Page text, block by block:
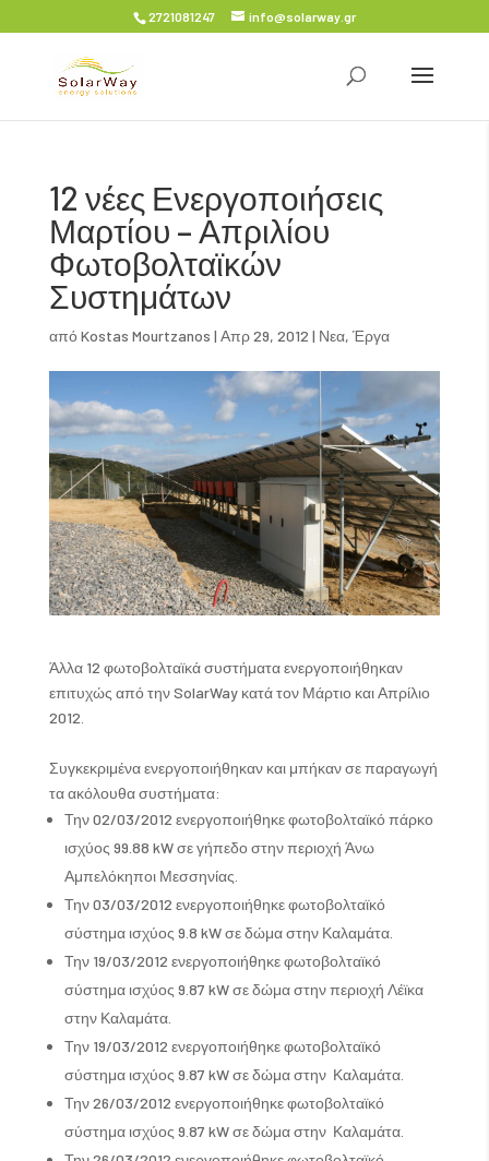
2721081247 info@solarway.gr
12 νέες Ενεργοποιήσεις
Μαρτίου – Απριλίου
Φωτοβολταϊκών
Συστημάτων
απόKostas Mourtzanos | Απρ 29, 2012 | Νεα, Έργα
Άλλα 12 φωτοβολταϊκά συστήματα ενεργοποιήθηκαν
επιτυχώς από την SolarWay κατά τον Μάρτιο και Απρίλιο
2012.
Συγκεκριμένα ενεργοποιήθηκαν και μπήκαν σε παραγωγή
τα ακόλουθα συστήματα:
Την 02/03/2012 ενεργοποιήθηκε φωτοβολταϊκό πάρκο
ισχύος 99.88 kW σε γήπεδο στην περιοχή Άνω
Αμπελόκηποι Μεσσηνίας.
Την 03/03/2012 ενεργοποιήθηκε φωτοβολταϊκό
σύστημα ισχύος 9.8 kW σε δώμα στην Καλαμάτα.
Την 19/03/2012 ενεργοποιήθηκε φωτοβολταϊκό
σύστημα ισχύος 9.87 kW σε δώμα στην περιοχή Λέϊκα
στην Καλαμάτα.
Την 19/03/2012 ενεργοποιήθηκε φωτοβολταϊκό
σύστημα ισχύος 9.87 kW σε δώμα στην Καλαμάτα.
Την 26/03/2012 ενεργοποιήθηκε φωτοβολταϊκό
σύστημα ισχύος 9.87 kW σε δώμα στην Καλαμάτα.